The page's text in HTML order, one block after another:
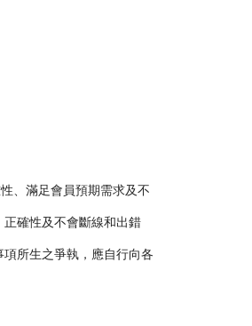
、滿足會員預期需求及不
確性及不會斷線和出錯
所生之爭執，應自行向各